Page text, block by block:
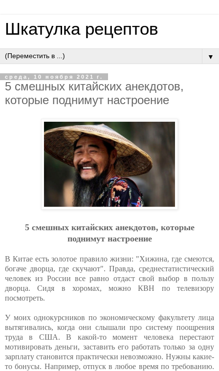
Шкатулка рецептов
▼
среда, 10 ноября 2021 г.
5 смешных китайских анекдотов,
которые поднимут настроение
5 смешных китайских анекдотов, которые
поднимут настроение
В Китае есть золотое правило жизни: "Хижина, где смеются,
богаче дворца, где скучают". Правда, среднестатистический
человек из России все равно отдаст свой выбор в пользу
дворца. Сидя в хоромах, можно КВН по телевизору
посмотреть.
У моих однокурсников по экономическому факультету лица
вытягивались, когда они слышали про систему поощрения
труда в США. В какой-то момент человека перестают
мотивировать деньги, заставить его работать только за одну
зарплату становится практически невозможно. Нужны какие-
то бонусы. Например, отпуск в любое время по требованию.